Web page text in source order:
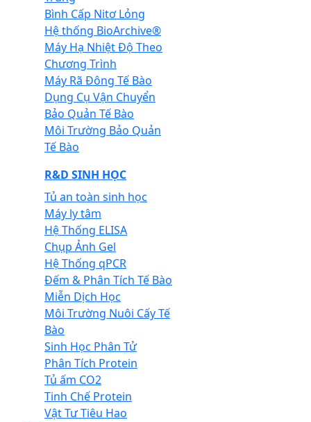
Bình Cấp Nitơ Lỏng
Hệ thống BioArchive®
Máy Hạ Nhiệt Độ Theo
Chương Trình
Máy Rã Đông Tế Bào
Dụng Cụ Vận Chuyển
Bảo Quản Tế Bào
Môi Trường Bảo Quản
Tế Bào
R&D SINH HỌC
Tủ an toàn sinh học
Máy ly tâm
Hệ Thống ELISA
Chụp Ảnh Gel
Hệ Thống qPCR
Đếm & Phân Tích Tế Bào
Miễn Dịch Học
Môi Trường Nuôi Cấy Tế
Bào
Sinh Học Phân Tử
Phân Tích Protein
Tủ ấm CO2
Tinh Chế Protein
Vật Tư Tiêu Hao